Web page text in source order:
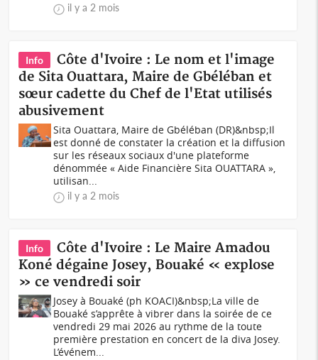
il y a 2 mois
Info
Côte d'Ivoire : Le nom et l'image
de Sita Ouattara, Maire de Gbéléban et
sœur cadette du Chef de l'Etat utilisés
abusivement
Sita Ouattara, Maire de Gbéléban (DR)&nbsp;Il
est donné de constater la création et la diffusion
sur les réseaux sociaux d'une plateforme
dénommée « Aide Financière Sita OUATTARA »,
utilisan...
il y a 2 mois
Info
Côte d'Ivoire : Le Maire Amadou
Koné dégaine Josey, Bouaké « explose
» ce vendredi soir
Josey à Bouaké (ph KOACI)&nbsp;La ville de
Bouaké s’apprête à vibrer dans la soirée de ce
vendredi 29 mai 2026 au rythme de la toute
première prestation en concert de la diva Josey.
L’événem...